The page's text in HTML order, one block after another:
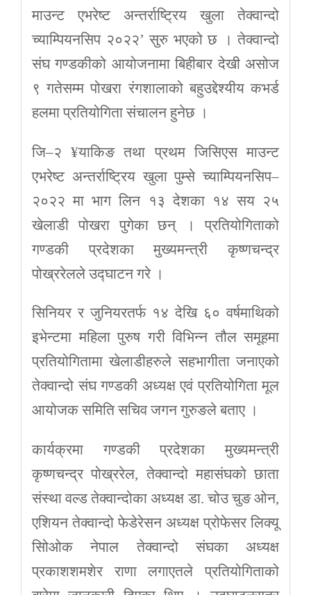
माउन्ट एभरेष्ट अन्तर्राष्ट्रिय खुला तेक्वान्दो
च्याम्पियनसिप २०२२’ सुरु भएको छ । तेक्वान्दो
संघ गण्डकीको आयोजनामा बिहीबार देखी असोज
९ गतेसम्म पोखरा रंगशालाको बहुउद्देश्यीय कभर्ड
हलमा प्रतियोगिता संचालन हुनेछ ।
जि–२ ¥याकिङ तथा प्रथम जिसिएस माउन्ट
एभरेष्ट अन्तर्राष्ट्रिय खुला पुम्से च्याम्पियनसिप–
२०२२ मा भाग लिन १३ देशका १४ सय २५
खेलाडी पोखरा पुगेका छन् । प्रतियोगिताको
गण्डकी प्रदेशका मुख्यमन्त्री कृष्णचन्द्र
पोख्ररेलले उद्घाटन गरे ।
सिनियर र जुनियरतर्फ १४ देखि ६० वर्षमाथिको
इभेन्टमा महिला पुरुष गरी विभिन्न तौल समूहमा
प्रतियोगितामा खेलाडीहरुले सहभागीता जनाएको
तेक्वान्दो संघ गण्डकी अध्यक्ष एवं प्रतियोगिता मूल
आयोजक समिति सचिव जगन गुरुङले बताए ।
कार्यक्रमा गण्डकी प्रदेशका मुख्यमन्त्री
कृष्णचन्द्र पोख्ररेल, तेक्वान्दो महासंघको छाता
संस्था वल्ड तेक्वान्दोका अध्यक्ष डा. चोउ चुङ ओन,
एशियन तेक्वान्दो फेडेरेसन अध्यक्ष प्रोफेसर लिक्यू
सिोओक नेपाल तेक्वान्दो संघका अध्यक्ष
प्रकाशशमशेर राणा लगाएतले प्रतियोगिताको